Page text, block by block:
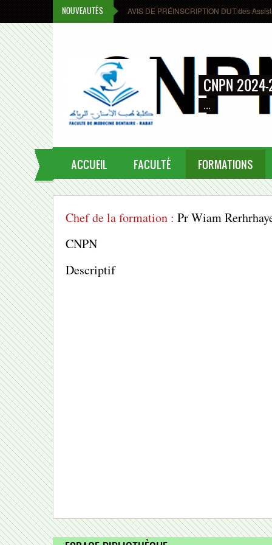
Skip to main content
NOUVEAUTÉS AVIS DE PRÉINSCRIPTION DUT des
AVIS DE PRÉINSCRIPTION AU DUT des
CNPN
...
ACCUEIL FACULTÉ FORMATIONS
Chef de la formation : Pr Wiam
CNPN
Descriptif